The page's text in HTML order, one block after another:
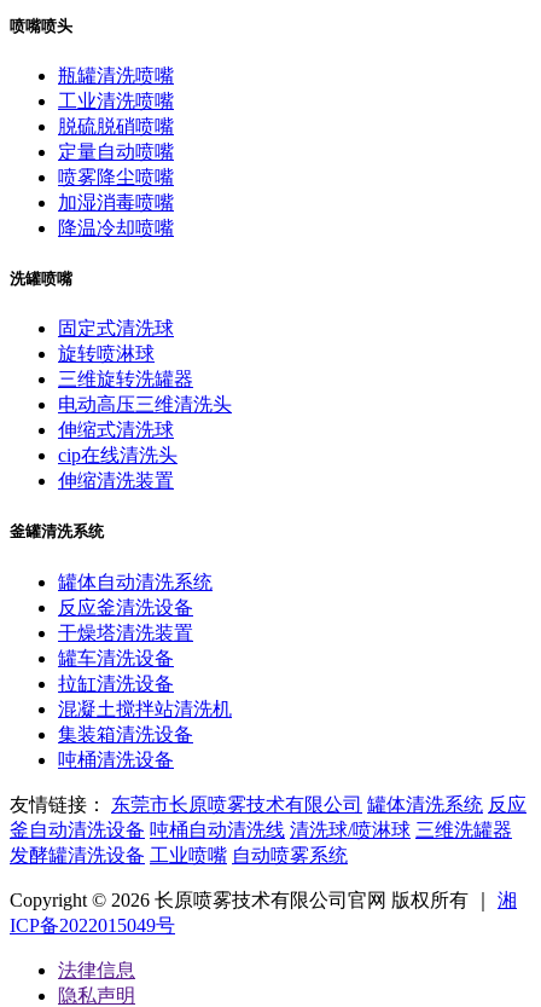
喷嘴喷头
瓶罐清洗喷嘴
工业清洗喷嘴
脱硫脱硝喷嘴
定量自动喷嘴
喷雾降尘喷嘴
加湿消毒喷嘴
降温冷却喷嘴
洗罐喷嘴
固定式清洗球
旋转喷淋球
三维旋转洗罐器
电动高压三维清洗头
伸缩式清洗球
cip在线清洗头
伸缩清洗装置
釜罐清洗系统
罐体自动清洗系统
反应釜清洗设备
干燥塔清洗装置
罐车清洗设备
拉缸清洗设备
混凝土搅拌站清洗机
集装箱清洗设备
吨桶清洗设备
友情链接： 东莞市长原喷雾技术有限公司 罐体清洗系统 反应
釜自动清洗设备 吨桶自动清洗线 清洗球/喷淋球 三维洗罐器
发酵罐清洗设备 工业喷嘴 自动喷雾系统
Copyright © 2026 长原喷雾技术有限公司官网 版权所有 ｜ 湘
ICP备2022015049号
法律信息
隐私声明